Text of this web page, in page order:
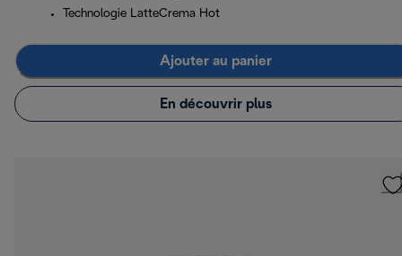
Technologie LatteCrema Hot
Ajouter au panier
En découvrir plus